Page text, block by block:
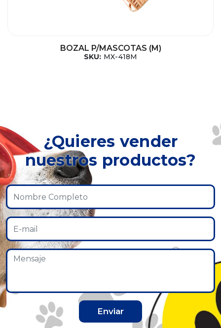
BOZAL P/MASCOTAS (M)
SKU: MX-418M
¿Quieres vender
nuestros productos?
Enviar